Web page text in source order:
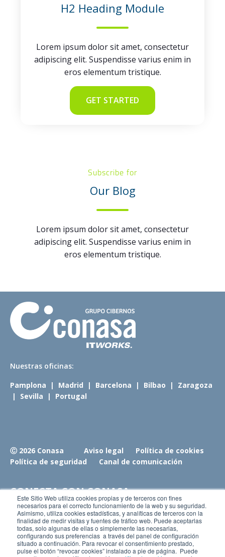
Este Sitio Web utiliza cookies propias y de terceros con fines
necesarios para el correcto funcionamiento de la web y su seguridad.
Asimismo, utiliza cookies estadísticas, y analíticas de terceros con la
finalidad de medir visitas y fuentes de tráfico web. Puede aceptarlas
todas, solo algunas de ellas o simplemente las necesarias,
configurando sus preferencias a través del panel de configuración
situado a continuación. Para revocar el consentimiento prestado,
pulse el botón “revocar cookies” instalado a pie de página. Puede
H2 Heading Module
Lorem ipsum dolor sit amet, consectetur
adipiscing elit. Suspendisse varius enim in
eros elementum tristique.
GET STARTED
Subscribe for
Our Blog
Lorem ipsum dolor sit amet, consectetur
adipiscing elit. Suspendisse varius enim in
eros elementum tristique.
Nuestras oficinas:
Pamplona | Madrid | Barcelona | Bilbao | Zaragoza
| Sevilla | Portugal
Ⓒ 2026 Conasa Aviso legal
Política de cookies
Política de seguridad
Canal de comunicación
CONECTA CON CONASA
Únete a nosotros
Conoce nuestro blog